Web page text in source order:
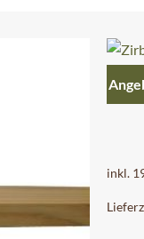
inkl.